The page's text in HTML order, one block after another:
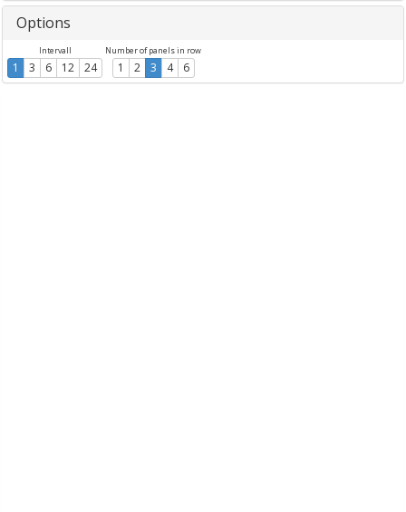
Options
Intervall
1 3 6 12 24
Number of panels in row
1 2 3 4 6